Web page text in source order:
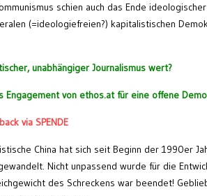
schien auch das Ende
(=ideologiefreien?) kapitalistischen
unabhängiger Journalismus wert?
Engagement von ethos.at für eine offene
via SPENDE
China hat sich seit Beginn der 1990er
Nicht unpassend wurde für die
des Schreckens war beendet!